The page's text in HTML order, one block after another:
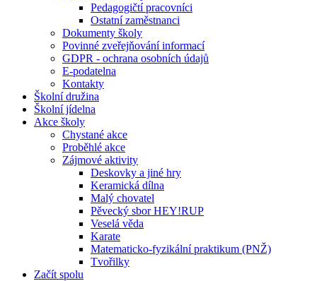
Pedagogičtí pracovníci
Ostatní zaměstnanci
Dokumenty školy
Povinné zveřejňování informací
GDPR - ochrana osobních údajů
E-podatelna
Kontakty
Školní družina
Školní jídelna
Akce školy
Chystané akce
Proběhlé akce
Zájmové aktivity
Deskovky a jiné hry
Keramická dílna
Malý chovatel
Pěvecký sbor HEY!RUP
Veselá věda
Karate
Matematicko-fyzikální praktikum (PNŽ)
Tvořilky
Začít spolu